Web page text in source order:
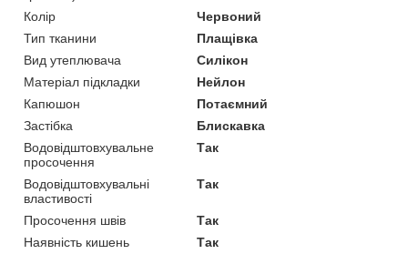
Колір
Червоний
Тип тканини
Плащівка
Вид утеплювача
Силікон
Матеріал підкладки
Нейлон
Капюшон
Потаємний
Застібка
Блискавка
Водовідштовхувальне
просочення
Так
Водовідштовхувальні
властивості
Так
Просочення швів
Так
Наявність кишень
Так